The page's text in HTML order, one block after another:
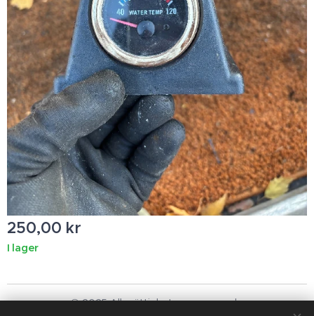
250,00 kr
I lager
© 2025 Alla rättigheter reserverade